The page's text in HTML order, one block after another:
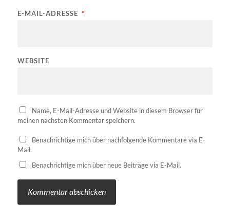
E-MAIL-ADRESSE *
WEBSITE
Name, E-Mail-Adresse und Website in diesem Browser für
meinen nächsten Kommentar speichern.
Benachrichtige mich über nachfolgende Kommentare via E-
Mail.
Benachrichtige mich über neue Beiträge via E-Mail.